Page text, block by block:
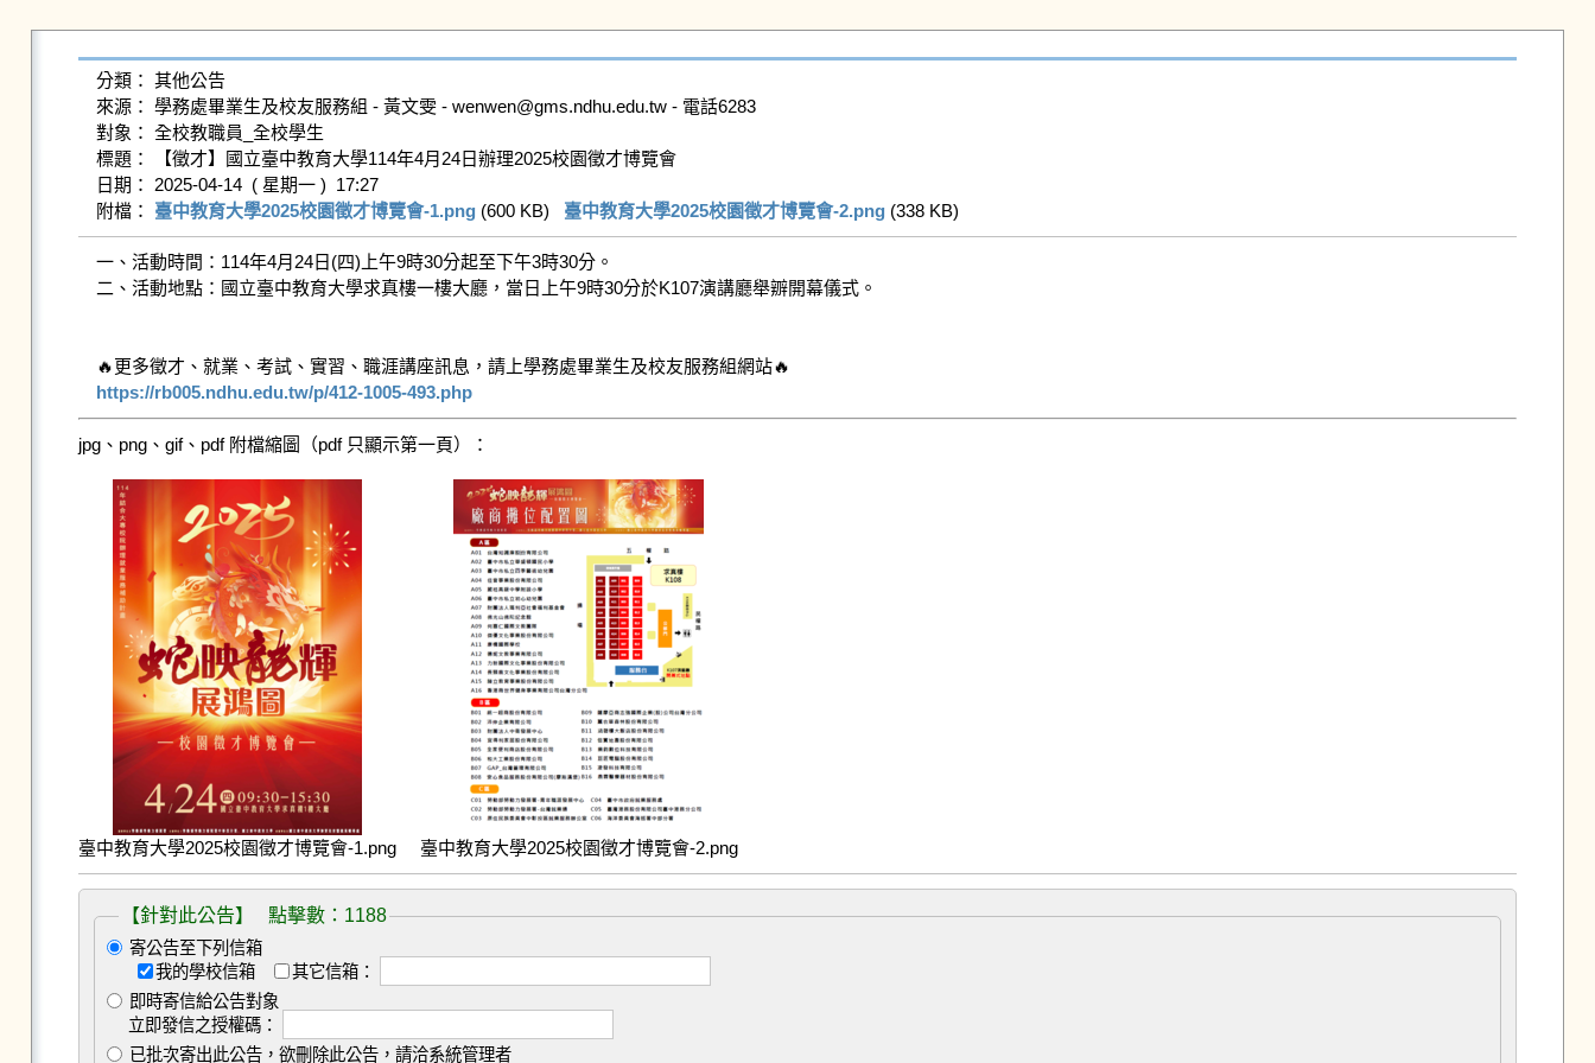
分類： 其他公告
來源： 學務處畢業生及校友服務組 - 黃文雯 - wenwen@gms.ndhu.edu.tw - 電話6283
對象： 全校教職員_全校學生
標題： 【徵才】國立臺中教育大學114年4月24日辦理2025校園徵才博覽會
日期： 2025-04-14  ( 星期一 )  17:27
附檔： 臺中教育大學2025校園徵才博覽會-1.png (600 KB) 臺中教育大學2025校園徵才博覽會-2.png (338 KB)
一、活動時間：114年4月24日(四)上午9時30分起至下午3時30分。
二、活動地點：國立臺中教育大學求真樓一樓大廳，當日上午9時30分於K107演講廳舉辧開幕儀式。
https://rb005.ndhu.edu.tw/p/412-1005-493.php
jpg、png、gif、pdf 附檔縮圖（pdf 只顯示第一頁）：
臺中教育大學2025校園徵才博覽會-1.png 臺中教育大學2025校園徵才博覽會-2.png
【針對此公告】 點擊數：1188
寄公告至下列信箱
我的學校信箱
其它信箱：
即時寄信給公告對象
立即發信之授權碼：
已批次寄出此公告，欲刪除此公告，請洽系統管理者